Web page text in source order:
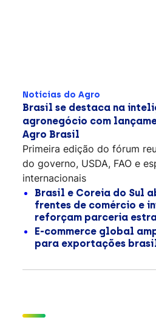
Notícias do Agro
Brasil se destaca na
agronegócio com
Agro Brasil
Primeira edição do fórum
do governo, USDA, FAO e
internacionais
Brasil e Coreia do Sul
frentes de comércio e
reforçam parceria
E-commerce global
para exportações